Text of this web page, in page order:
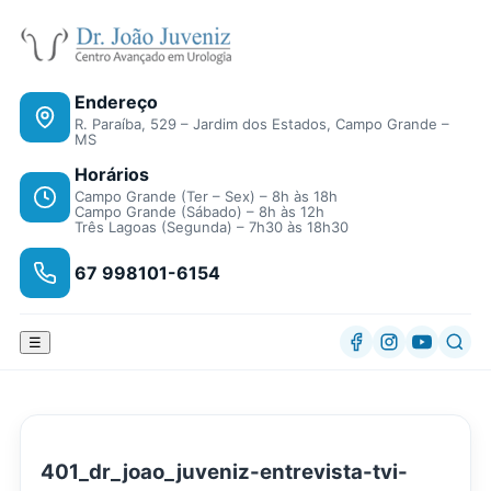
Endereço
R. Paraíba, 529 – Jardim dos Estados, Campo Grande –
MS
Horários
Campo Grande (Ter – Sex) – 8h às 18h
Campo Grande (Sábado) – 8h às 12h
Três Lagoas (Segunda) – 7h30 às 18h30
67 998101-6154
☰
401_dr_joao_juveniz-entrevista-tvi-